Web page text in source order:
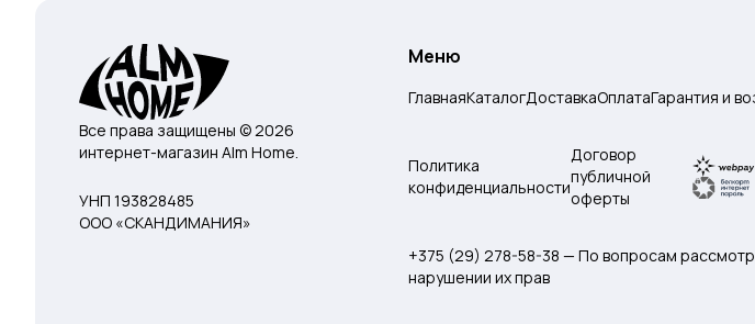
Все права защищены © 2026
интернет-магазин Alm Home.
УНП 193828485
ООО «СКАНДИМАНИЯ»
Меню
ГлавнаяКаталогДоставкаОплатаГарантия и
Политика
конфиденциальности
Договор
публичной
оферты
+375 (29) 278-58-38 — По вопросам
нарушении их прав